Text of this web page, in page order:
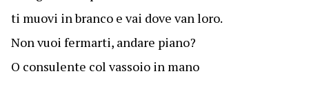
ti muovi in branco e vai dove van loro.
Non vuoi fermarti, andare piano?
O consulente col vassoio in mano